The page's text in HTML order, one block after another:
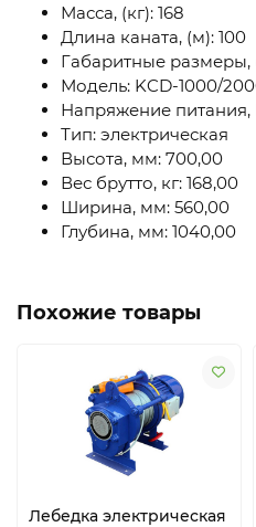
Масса, (кг): 168
Длина каната, (м): 100
Габаритные
Модель: KCD-1000/
Напряжение питания,
Тип: электрическая
Высота, мм: 700,00
Вес брутто, кг: 168,00
Ширина, мм: 560,00
Глубина, мм: 1040,00
Похожие товары
Лебедка электрическая